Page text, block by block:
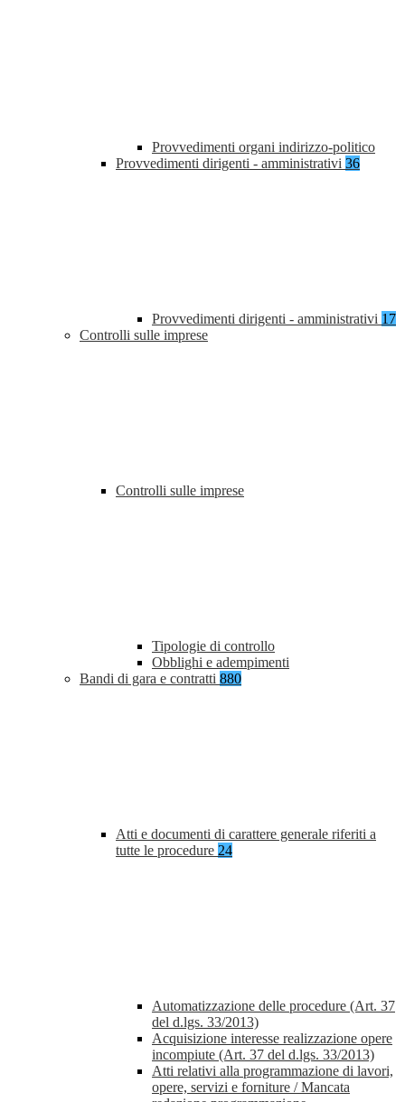
Provvedimenti organi indirizzo-politico
Provvedimenti dirigenti - amministrativi 36
Provvedimenti dirigenti - amministrativi 17
Controlli sulle imprese
Controlli sulle imprese
Tipologie di controllo
Obblighi e adempimenti
Bandi di gara e contratti 880
Atti e documenti di carattere generale riferiti a
tutte le procedure 24
Automatizzazione delle procedure (Art. 37
del d.lgs. 33/2013)
Acquisizione interesse realizzazione opere
incompiute (Art. 37 del d.lgs. 33/2013)
Atti relativi alla programmazione di lavori,
opere, servizi e forniture / Mancata